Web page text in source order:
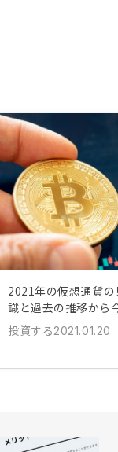
2021年の仮想通貨
識と過去の推移から
投資する2021.01.20